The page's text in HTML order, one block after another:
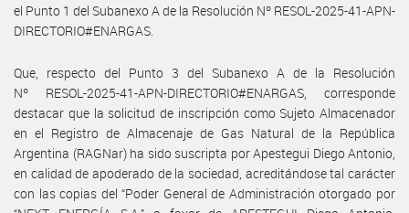
el Punto 1 del Subanexo A de la Resolución Nº RESOL-2025-41-APN-
DIRECTORIO#ENARGAS.
Que, respecto del Punto 3 del Subanexo A de la Resolución
Nº RESOL-2025-41-APN-DIRECTORIO#ENARGAS, corresponde
destacar que la solicitud de inscripción como Sujeto Almacenador
en el Registro de Almacenaje de Gas Natural de la República
Argentina (RAGNar) ha sido suscripta por Apestegui Diego Antonio,
en calidad de apoderado de la sociedad, acreditándose tal carácter
con las copias del “Poder General de Administración otorgado por